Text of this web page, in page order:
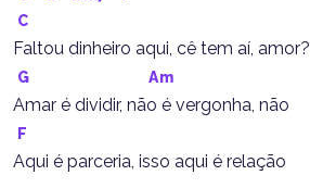
C
Faltou dinheiro aqui, cê tem aí, amor?
G Am
Amar é dividir, não é vergonha, não
F
Aqui é parceria, isso aqui é relação